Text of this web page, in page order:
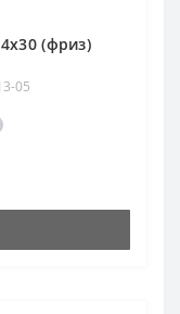
4x30 (фриз)
05